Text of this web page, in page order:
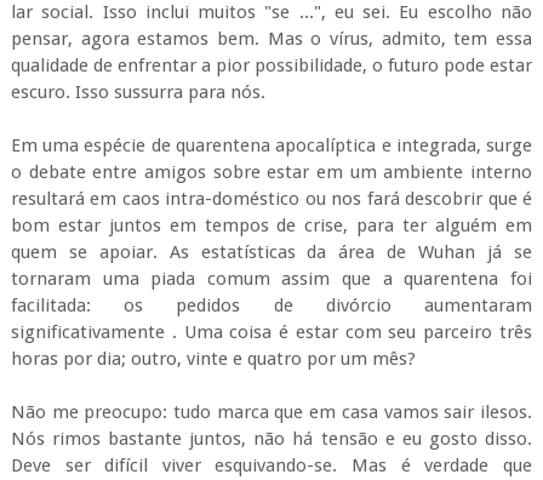
lar social. Isso inclui muitos "se ...", eu sei. Eu escolho não
pensar, agora estamos bem. Mas o vírus, admito, tem essa
qualidade de enfrentar a pior possibilidade, o futuro pode estar
escuro. Isso sussurra para nós.
Em uma espécie de quarentena apocalíptica e integrada, surge
o debate entre amigos sobre estar em um ambiente interno
resultará em caos intra-doméstico ou nos fará descobrir que é
bom estar juntos em tempos de crise, para ter alguém em
quem se apoiar. As estatísticas da área de Wuhan já se
tornaram uma piada comum assim que a quarentena foi
facilitada: os pedidos de divórcio aumentaram
significativamente . Uma coisa é estar com seu parceiro três
horas por dia; outro, vinte e quatro por um mês?
Não me preocupo: tudo marca que em casa vamos sair ilesos.
Nós rimos bastante juntos, não há tensão e eu gosto disso.
Deve ser difícil viver esquivando-se. Mas é verdade que